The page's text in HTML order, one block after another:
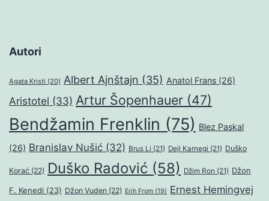
Autori
Agata Kristi (20) Albert Ajnštajn (35) Anatol Frans (26)
Aristotel (33) Artur Šopenhauer (47)
Bendžamin Frenklin (75) Blez Paskal
(26) Branislav Nušić (32) Brus Li (21) Dejl Karnegi (21) Duško
Korać (22) Duško Radović (58) Džim Ron (21) Džon
F. Kenedi (23) Džon Vuden (22) Erih From (19) Ernest Hemingvej